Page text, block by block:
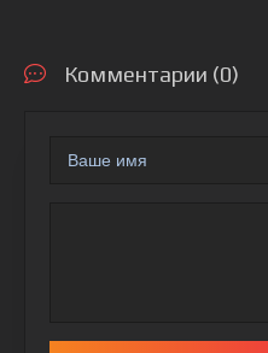
Комментарии (0)